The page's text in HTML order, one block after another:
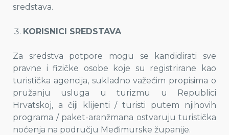
sredstava.
KORISNICI SREDSTAVA
Za sredstva potpore mogu se kandidirati sve
pravne i fizičke osobe koje su registrirane kao
turistička agencija, sukladno važećim propisima o
pružanju usluga u turizmu u Republici
Hrvatskoj, a čiji klijenti / turisti putem njihovih
programa / paket-aranžmana ostvaruju turistička
noćenja na području Međimurske županije.